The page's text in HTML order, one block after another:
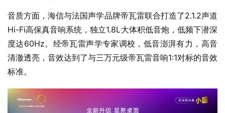
音质方面，海信与法国声学品牌帝瓦雷联合打造了2.1.2声道
Hi-Fi高保真音响系统，独立1.8L大体积低音炮，低频下潜深
度达60Hz。经帝瓦雷声学专家调校，低音澎湃有力，高音
清澈透亮，音效达到了与三万元级帝瓦雷音响1:1对标的音效
标准。